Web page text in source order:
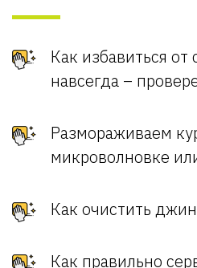
Как избавиться от
навсегда –
Размораживаем
микроволновке
Как очистить
Как правильно